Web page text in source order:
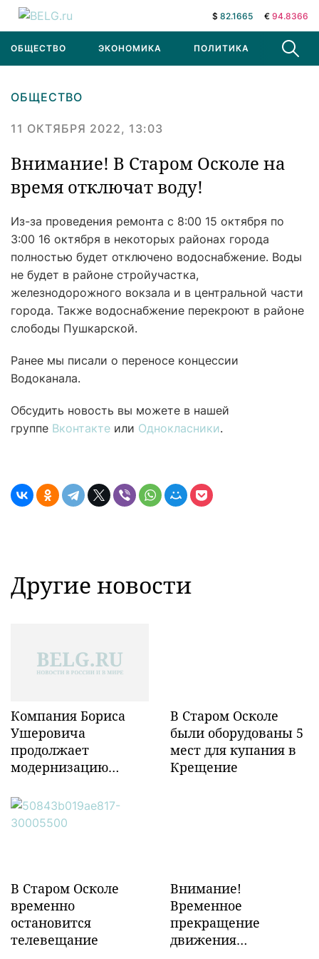
$ 82.1665 € 94.8366
ОБЩЕСТВО ЭКОНОМИКА ПОЛИТИКА В МИРЕ
ОБЩЕСТВО
11 ОКТЯБРЯ 2022, 13:03
Внимание! В Старом Осколе на
время отключат воду!
Из-за проведения ремонта с 8:00 15 октября по
3:00 16 октября в некоторых районах города
полностью будет отключено водоснабжение. Воды
не будет в районе стройучастка,
железнодорожного вокзала и в центральной части
города. Также водоснабжение перекроют в районе
слободы Пушкарской.
Ранее мы писали о переносе концессии
Водоканала.
Обсудить новость вы можете в нашей
группе Вконтакте или Однокласники.
Другие новости
Компания Бориса
Ушеровича
продолжает
модернизацию
инфраструктуры в
Забайкалье
В Старом Осколе
были оборудованы 5
мест для купания в
Крещение
В Старом Осколе
временно
остановится
телевещание
Внимание!
Временное
прекращение
движения